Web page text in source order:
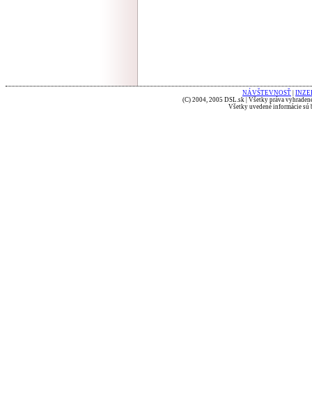
NÁVŠTEVNOSŤ
(C) 2004, 2005 DSL.sk | Všetky práva
Všetky uvedené informácie sú